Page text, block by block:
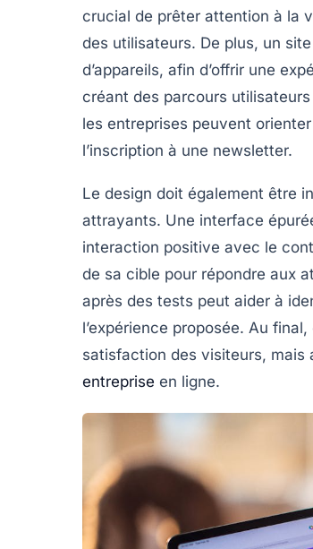
crucial de prêter attention à la
des utilisateurs. De plus, un
d’appareils, afin d’offrir une
créant des parcours
les entreprises peuvent
l’inscription à une newsletter.
Le design doit également être
attrayants. Une interface
interaction positive avec le
de sa cible pour répondre aux
après des tests peut aider à
l’expérience proposée. Au
satisfaction des visiteurs, mais
entreprise en ligne.